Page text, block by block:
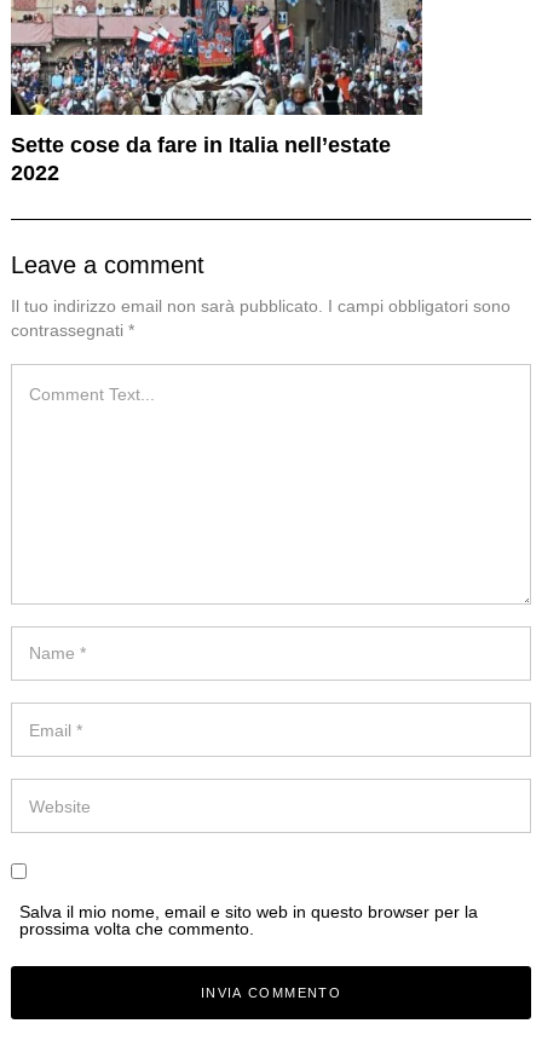
Sette cose da fare in Italia nell’estate
2022
Leave a comment
Il tuo indirizzo email non sarà pubblicato.
I campi obbligatori sono
contrassegnati *
Salva il mio nome, email e sito web in questo browser per la
prossima volta che commento.